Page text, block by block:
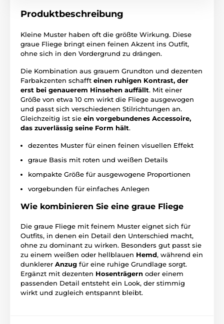
Produktbeschreibung
Kleine Muster haben oft die größte Wirkung. Diese
graue Fliege bringt einen feinen Akzent ins Outfit,
ohne sich in den Vordergrund zu drängen.
Die Kombination aus grauem Grundton und dezenten
Farbakzenten schafft einen ruhigen Kontrast, der
erst bei genauerem Hinsehen auffällt. Mit einer
Größe von etwa 10 cm wirkt die Fliege ausgewogen
und passt sich verschiedenen Stilrichtungen an.
Gleichzeitig ist sie ein vorgebundenes Accessoire,
das zuverlässig seine Form hält.
dezentes Muster für einen feinen visuellen Effekt
graue Basis mit roten und weißen Details
kompakte Größe für ausgewogene Proportionen
vorgebunden für einfaches Anlegen
Wie kombinieren Sie eine graue Fliege
Die graue Fliege mit feinem Muster eignet sich für
Outfits, in denen ein Detail den Unterschied macht,
ohne zu dominant zu wirken. Besonders gut passt sie
zu einem weißen oder hellblauen Hemd, während ein
dunklerer Anzug für eine ruhige Grundlage sorgt.
Ergänzt mit dezenten Hosenträgern oder einem
passenden Detail entsteht ein Look, der stimmig
wirkt und zugleich entspannt bleibt.